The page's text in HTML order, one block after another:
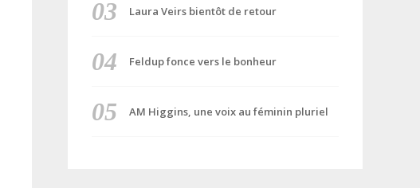
Laura Veirs bientôt de retour
Feldup fonce vers le bonheur
AM Higgins, une voix au féminin pluriel